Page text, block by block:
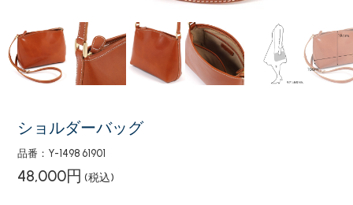
ショルダーバッグ
品番：Y-1498 61901
48,000円 (税込)